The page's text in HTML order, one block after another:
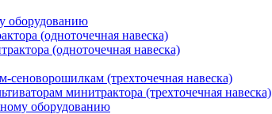
оборудованию
(одноточечная навеска)
(одноточечная навеска)
сеноворошилкам (трехточечная навеска)
минитрактора (трехточечная навеска)
оборудованию